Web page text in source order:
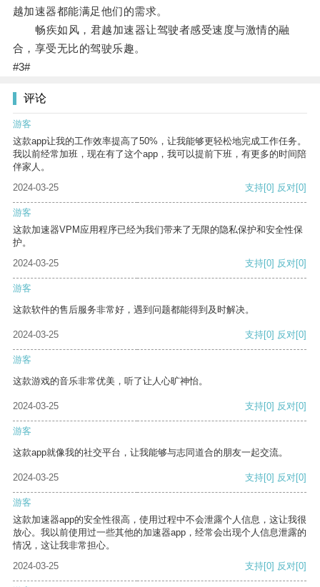
越加速器都能满足他们的需求。
畅疾如风，君越加速器让驾驶者感受速度与激情的融
合，享受无比的驾驶乐趣。
#3#
评论
游客
这款app让我的工作效率提高了50%，让我能够更轻松地完成工作任务。
我以前经常加班，现在有了这个app，我可以提前下班，有更多的时间陪
伴家人。
2024-03-25
支持[0] 反对[0]
游客
这款加速器VPM应用程序已经为我们带来了无限的隐私保护和安全性保
护。
2024-03-25
支持[0] 反对[0]
游客
这款软件的售后服务非常好，遇到问题都能得到及时解决。
2024-03-25 支持[0] 反对[0]
游客
这款游戏的音乐非常优美，听了让人心旷神怡。
2024-03-25 支持[0] 反对[0]
游客
这款app就像我的社交平台，让我能够与志同道合的朋友一起交流。
2024-03-25 支持[0] 反对[0]
游客
这款加速器app的安全性很高，使用过程中不会泄露个人信息，这让我很
放心。我以前使用过一些其他的加速器app，经常会出现个人信息泄露的
情况，这让我非常担心。
2024-03-25
支持[0] 反对[0]